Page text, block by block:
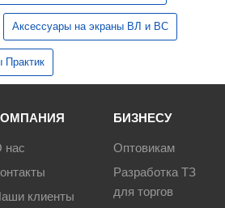
Аксессуары на экраны ВЛ и ВС
Практик
нас
клиенты
БИЗНЕСУ
Оптовикам
Разработка ТЗ
для торгов